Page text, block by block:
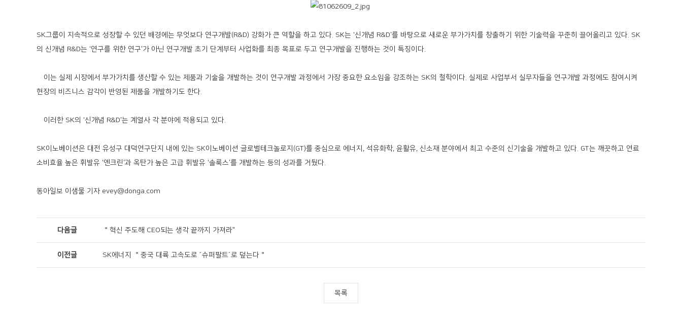
SK그룹이 지속적으로 성장할 수 있던 배경에는 무엇보다 연구개발(R&D) 강화가 큰 역할을 하고 있다. SK는 ‘신개념 R&D’를 바탕으로 새로운 부가가치를 창출하기 위한 기술력을 꾸준히 끌어올리고 있다. SK
의 신개념 R&D는 ‘연구를 위한 연구’가 아닌 연구개발 초기 단계부터 사업화를 최종 목표로 두고 연구개발을 진행하는 것이 특징이다.
이는 실제 시장에서 부가가치를 생산할 수 있는 제품과 기술을 개발하는 것이 연구개발 과정에서 가장 중요한 요소임을 강조하는 SK의 철학이다. 실제로 사업부서 실무자들을 연구개발 과정에도 참여시켜
현장의 비즈니스 감각이 반영된 제품을 개발하기도 한다.
이러한 SK의 ‘신개념 R&D’는 계열사 각 분야에 적용되고 있다.
SK이노베이션은 대전 유성구 대덕연구단지 내에 있는 SK이노베이션 글로벌테크놀로지(GT)를 중심으로 에너지, 석유화학, 윤활유, 신소재 분야에서 최고 수준의 신기술을 개발하고 있다. GT는 깨끗하고 연료
소비효율 높은 휘발유 ‘엔크린’과 옥탄가 높은 고급 휘발유 ‘솔룩스’를 개발하는 등의 성과를 거뒀다.
동아일보 이샘물 기자 evey@donga.com
다음글 ＂혁신 주도해 CEO되는 생각 끝까지 가져라”
이전글 SK에너지 ＂중국 대륙 고속도로 ´슈퍼팔트´로 덮는다＂
목록